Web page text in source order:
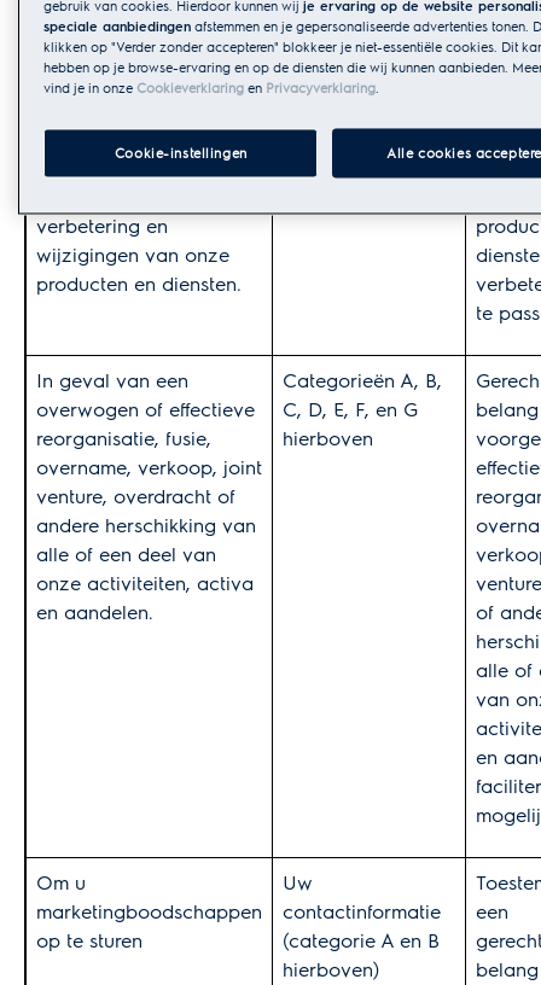
Verwerkingsdoeleinden
Categorie(ën)
persoonsgegevens
Als hulpmiddel bij de
verbetering en
wijzigingen van onze
producten en diensten.
te
In geval van een
overwogen of effectieve
reorganisatie, fusie,
overname, verkoop, joint
venture, overdracht of
andere herschikking van
alle of een deel van
onze activiteiten, activa
en aandelen.
Categorieën A, B,
C, D, E, F, en G
hierboven
of
alle of
van
en
Om u
marketingboodschappen
op te sturen
Uw
contactinformatie
(categorie A en B
hierboven)
een
gebruik van cookies. Hierdoor kunnen wij je ervaring op de website
speciale aanbiedingenafstemmen en je gepersonaliseerde advertenties tonen.
klikken op "Verder zonder accepteren" blokkeer je niet-essentiële cookies. Dit
hebben op je browse-ervaring en op de diensten die wij kunnen aanbieden.
vind je in onze Cookieverklaringen Privacyverklaring.
Cookie-instellingen Alle cookies